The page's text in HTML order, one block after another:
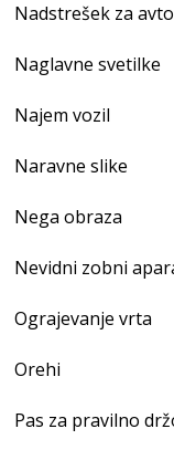
Nadstrešek za avto
Naglavne svetilke
Najem vozil
Naravne slike
Nega obraza
Nevidni zobni
Ograjevanje vrta
Orehi
Pas za pravilno